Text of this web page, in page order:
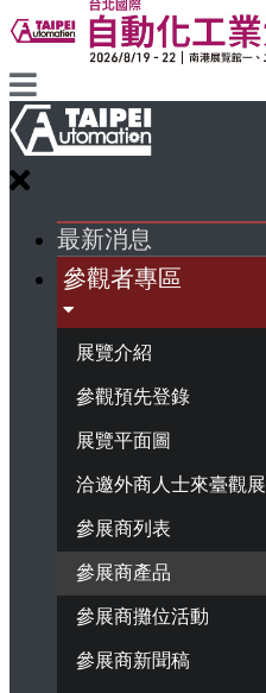
最新消息
參觀者專區
展覽介紹
參觀預先登錄
展覽平面圖
洽邀外商人士來臺觀展
參展商列表
參展商產品
參展商攤位活動
參展商新聞稿